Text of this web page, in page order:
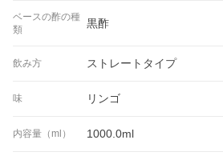
ベースの酢の種
類
黒酢
飲み方 ストレートタイプ
味 リンゴ
内容量（ml） 1000.0ml